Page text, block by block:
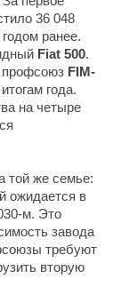
36 048
ранее.
Fiat 500.
FIM-
года.
на четыре
той же семье:
ожидается в
м. Это
завода
требуют
вторую